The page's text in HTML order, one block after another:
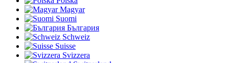
Magyar
Suomi
България
Schweiz
Suisse
Svizzera